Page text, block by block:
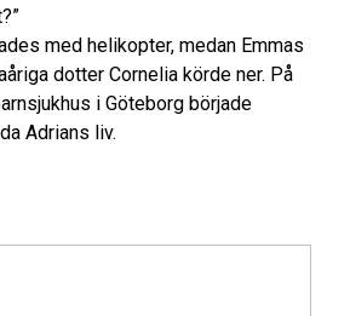
med helikopter, medan Emmas
dotter Cornelia körde ner. På
i Göteborg började
Adrians liv.